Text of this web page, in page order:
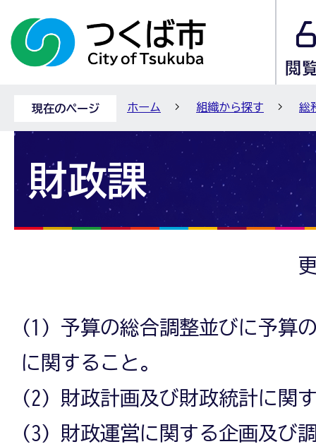
現在のページ ホーム 組織から探す 総
財政課
(1) 予算の総合調整並びに予算
に関すること。
(2) 財政計画及び財政統計に関
(3) 財政運営に関する企画及び